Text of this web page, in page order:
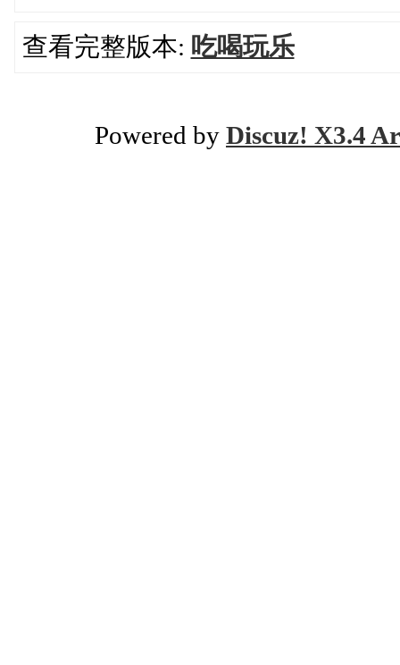
查看完整版本: 吃喝玩乐
Powered by Discuz! X3.4